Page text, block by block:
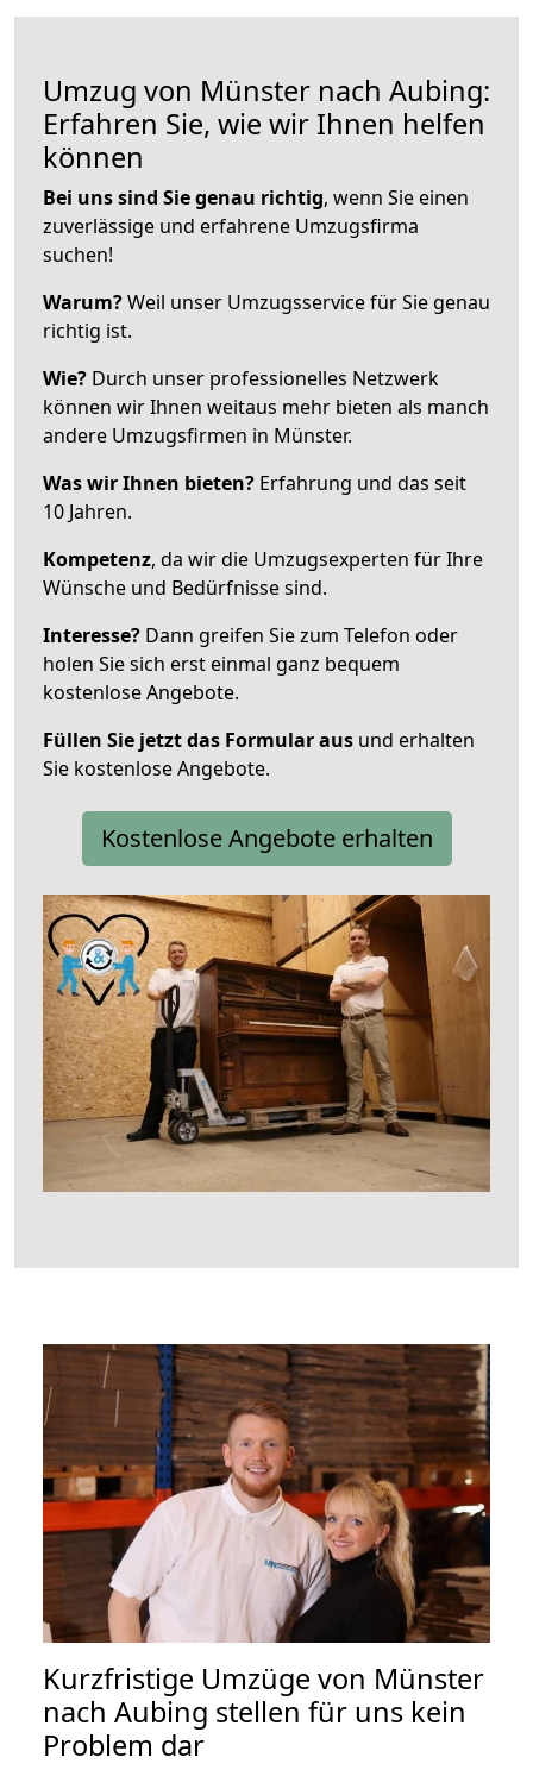
Umzug von Münster nach Aubing:
Erfahren Sie, wie wir Ihnen helfen
können
Bei uns sind Sie genau richtig, wenn Sie einen
zuverlässige und erfahrene Umzugsfirma
suchen!
Warum?Weil unser Umzugsservice für Sie genau
richtig ist.
Wie? Durch unser professionelles Netzwerk
können wir Ihnen weitaus mehr bieten als manch
andere Umzugsfirmen in Münster.
Was wir Ihnen bieten? Erfahrung und das seit
10 Jahren.
Kompetenz, da wir die Umzugsexperten für Ihre
Wünsche und Bedürfnisse sind.
Interesse? Dann greifen Sie zum Telefon oder
holen Sie sich erst einmal ganz bequem
kostenlose Angebote.
Füllen Sie jetzt das Formular aus und erhalten
Sie kostenlose Angebote.
Kostenlose Angebote erhalten
Kurzfristige Umzüge von Münster
nach Aubing stellen für uns kein
Problem dar